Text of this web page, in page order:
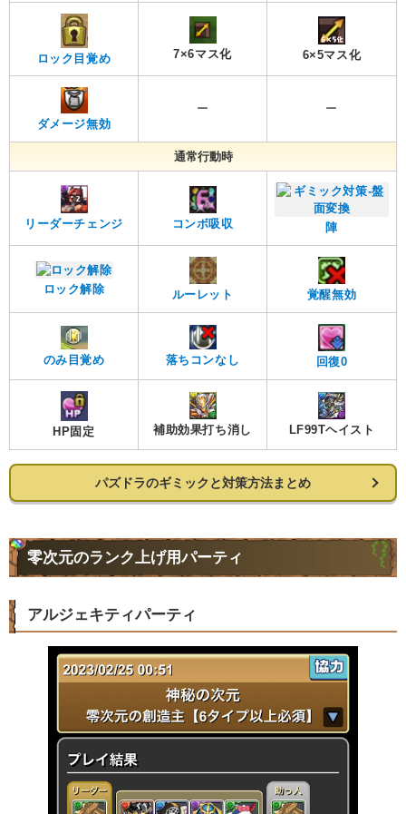
ロック目覚め 7×6マス化 6×5マス化
ダメージ無効
ー ー
通常行動時
リーダーチェンジ コンボ吸収 陣
ロック解除 ルーレット 覚醒無効
のみ目覚め 落ちコンなし 回復0
HP固定 補助効果打ち消し LF99Tヘイスト
パズドラのギミックと対策方法まとめ
零次元のランク上げ用パーティ
アルジェキティパーティ